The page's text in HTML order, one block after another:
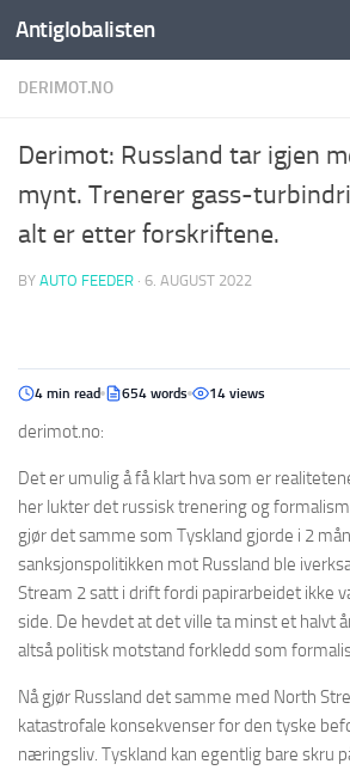
Antiglobalisten
DERIMOT.NO
Derimot: Russland tar igjen
mynt. Trenerer gass-
alt er etter forskriftene.
BY AUTO FEEDER · 6. AUGUST 2022
4 min read 654 words 14 views
derimot.no:
Det er umulig å få klart hva som er
her lukter det russisk trenering og
gjør det samme som Tyskland gjorde i 2
sanksjonspolitikken mot Russland ble
Stream 2 satt i drift fordi papirarbeidet ikke
side. De hevdet at det ville ta minst et halvt
altså politisk motstand forkledd som
Nå gjør Russland det samme med North
katastrofale konsekvenser for den tyske
næringsliv. Tyskland kan egentlig bare skru